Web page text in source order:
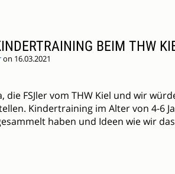
BEIM THW
on 16.03.2021
die FSJler vom THW Kiel und wir
Kindertraining im Alter von 4-6
haben und Ideen wie wir